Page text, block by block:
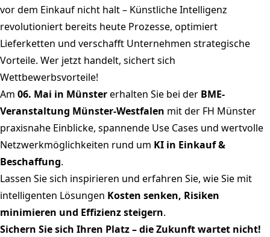
vor dem Einkauf nicht halt – Künstliche Intelligenz
revolutioniert bereits heute Prozesse, optimiert
Lieferketten und verschafft Unternehmen strategische
Vorteile. Wer jetzt handelt, sichert sich
Wettbewerbsvorteile!
Am 06. Mai in Münstererhalten Sie bei der BME-
Veranstaltung Münster-Westfalen mit der FH Münster
praxisnahe Einblicke, spannende Use Cases und wertvolle
Netzwerkmöglichkeiten rund um KI in Einkauf &
Beschaffung.
Lassen Sie sich inspirieren und erfahren Sie, wie Sie mit
intelligenten Lösungen Kosten senken, Risiken
minimieren und Effizienz steigern.
Sichern Sie sich Ihren Platz – die Zukunft wartet nicht!